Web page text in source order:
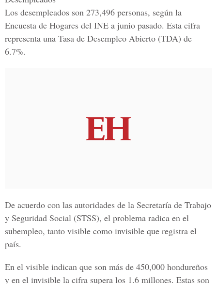
Los desempleados son 273,496 personas, según la
Encuesta de Hogares del INE a junio pasado. Esta cifra
representa una Tasa de Desempleo Abierto (TDA) de
6.7%.
De acuerdo con las autoridades de la Secretaría de Trabajo
y Seguridad Social (STSS), el problema radica en el
subempleo, tanto visible como invisible que registra el
país.
En el visible indican que son más de 450,000 hondureños
y en el invisible la cifra supera los 1.6 millones. Estas son